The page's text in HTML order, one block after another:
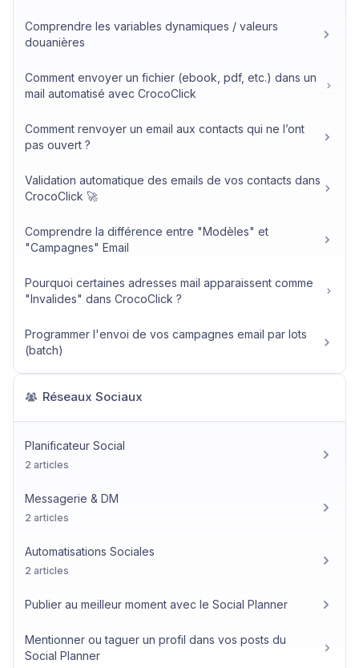
Comprendre les variables dynamiques / valeurs
douanières
Comment envoyer un fichier (ebook, pdf, etc.) dans un
mail automatisé avec CrocoClick
Comment renvoyer un email aux contacts qui ne l’ont
pas ouvert ?
Validation automatique des emails de vos contacts dans
CrocoClick 🚀
Comprendre la différence entre "Modèles" et
"Campagnes" Email
Pourquoi certaines adresses mail apparaissent comme
"Invalides" dans CrocoClick ?
Programmer l'envoi de vos campagnes email par lots
(batch)
Réseaux Sociaux
Planificateur Social
2 articles
Messagerie & DM
2 articles
Automatisations Sociales
2 articles
Publier au meilleur moment avec le Social Planner
Mentionner ou taguer un profil dans vos posts du
Social Planner